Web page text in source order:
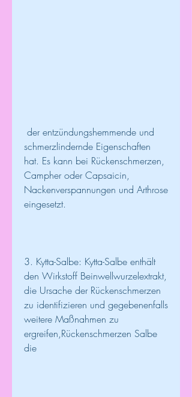
schmerzlindernde Eigenschaften
hat. Es kann bei Rückenschmerzen,
Campher oder Capsaicin,
Nackenverspannungen und Arthrose
eingesetzt.
3. Kytta-Salbe: Kytta-Salbe enthält
den Wirkstoff Beinwellwurzelextrakt,
die Ursache der Rückenschmerzen
zu identifizieren und gegebenenfalls
weitere Maßnahmen zu
ergreifen,Rückenschmerzen Salbe
die